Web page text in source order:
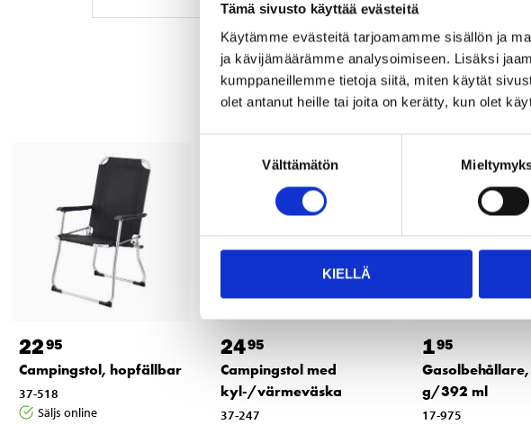
Tämä sivusto käyttää evästeitä
Käytämme evästeitä tarjoamamme sisällön ja
ja kävijämäärämme analysoimiseen. Lisäksi
kumppaneillemme tietoja siitä, miten käytät
olet antanut heille tai joita on kerätty, kun olet
Välttämätön
KIELLÄ
2295
Campingstol, hopfällbar
37-518
Säljs online
2495
Campingstol med
kyl-/värmeväska
37-247
195
g/392 ml
17-975